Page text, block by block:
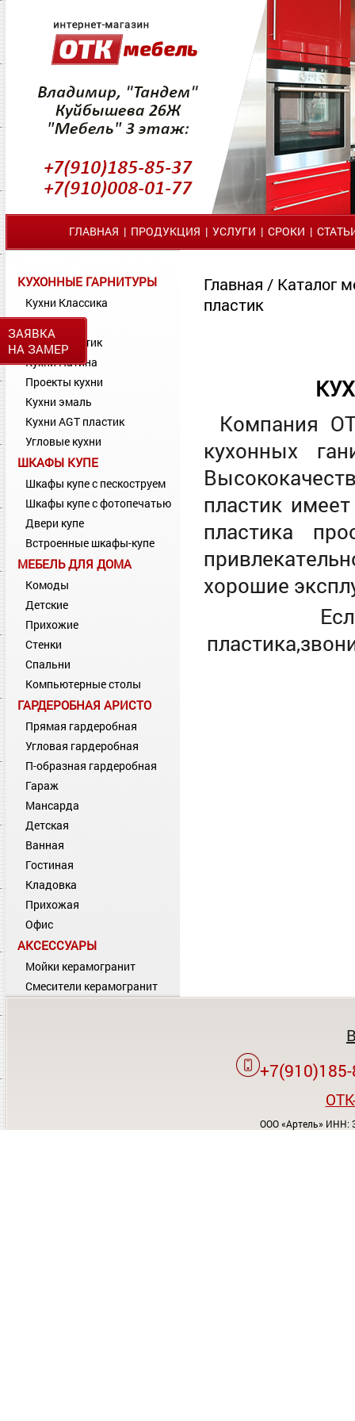
ЗАЯВКА
НА ЗАМЕР
ГЛАВНАЯ | ПРОДУКЦИЯ | УСЛУГИ | СРОКИ |
КУХОННЫЕ ГАРНИТУРЫ
Кухни Классика
Кухни МДФ
Кухни Пластик
Кухни Патина
Проекты кухни
Кухни эмаль
Кухни AGT пластик
Угловые кухни
ШКАФЫ КУПЕ
Шкафы купе с пескоструем
Шкафы купе с фотопечатью
Двери купе
Встроенные шкафы-купе
МЕБЕЛЬ ДЛЯ ДОМА
Комоды
Детские
Прихожие
Стенки
Спальни
Компьютерные столы
ГАРДЕРОБНАЯ АРИСТО
Прямая гардеробная
Угловая гардеробная
П-образная гардеробная
Гараж
Мансарда
Детская
Ванная
Гостиная
Кладовка
Прихожая
Офис
АКСЕССУАРЫ
Мойки керамогранит
Смесители керамогранит
Главная / Каталог
пластик
Компания
кухонных
пластик
пластика
хорошие
ООО «Артель» ИНН: